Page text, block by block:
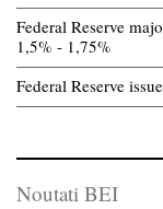
Federal Reserve
1,5% - 1,75%
Federal Reserve
Noutati BEI